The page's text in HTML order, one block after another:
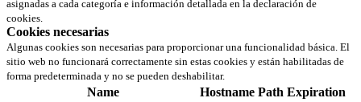
asignadas a cada categoría e información detallada en la declaración de
cookies.
Cookies necesarias
Algunas cookies son necesarias para proporcionar una funcionalidad básica. El
sitio web no funcionará correctamente sin estas cookies y están habilitadas de
forma predeterminada y no se pueden deshabilitar.
Name Hostname Path Expiration